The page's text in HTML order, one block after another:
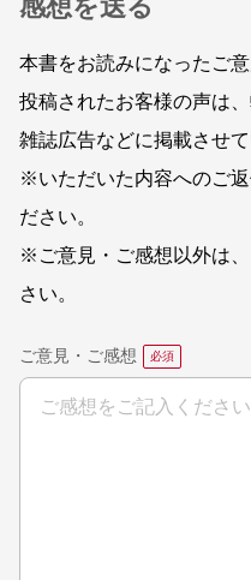
感想を送る
本書をお読みになったご
投稿されたお客様の声は
雑誌広告などに掲載させ
※いただいた内容へのご
ださい。
※ご意見・ご感想以外は、
さい。
ご意見・ご感想